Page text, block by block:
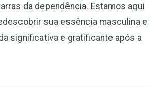
da dependência. Estamos aqui
sua essência masculina e
significativa e gratificante após a